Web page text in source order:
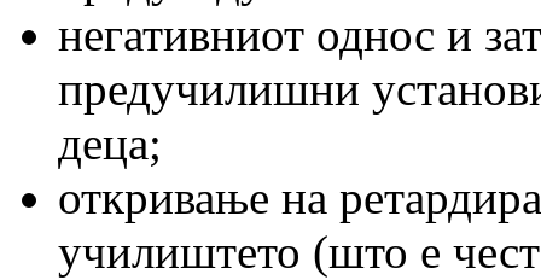
негативниот однос и
предучилишни
деца;
откривање на
училиштето (што е